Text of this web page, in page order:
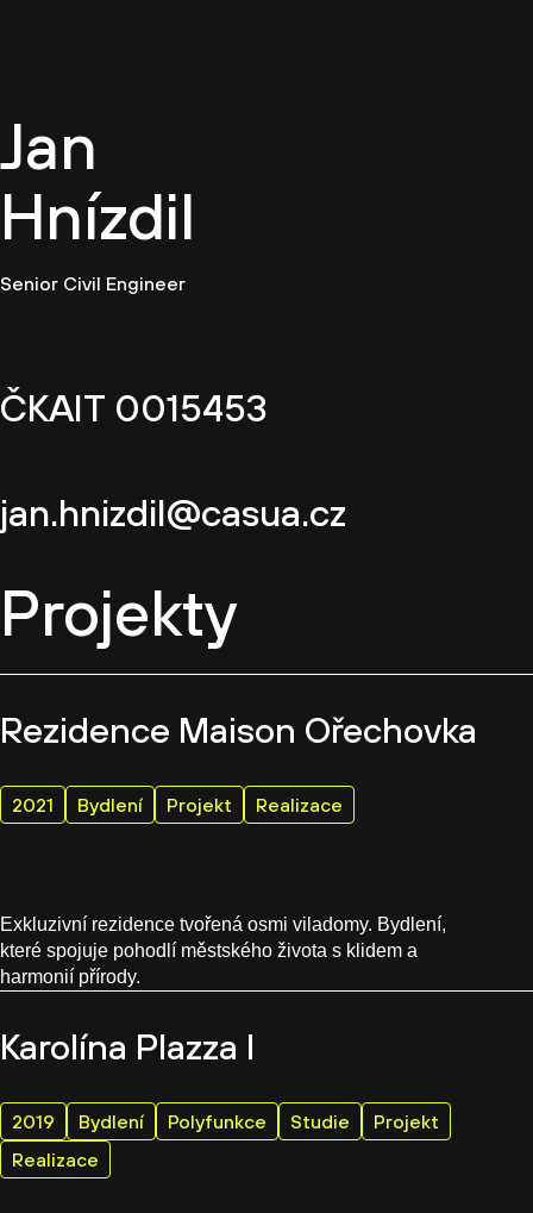
Jan
Hnízdil
Senior Civil Engineer
ČKAIT 0015453
jan.hnizdil@casua.cz
Projekty
Rezidence Maison Ořechovka
2021 Bydlení Projekt Realizace
Exkluzivní rezidence tvořená osmi viladomy. Bydlení,
které spojuje pohodlí městského života s klidem a
harmonií přírody.
Karolína Plazza I
2019 Bydlení Polyfunkce Studie
Projekt
Realizace